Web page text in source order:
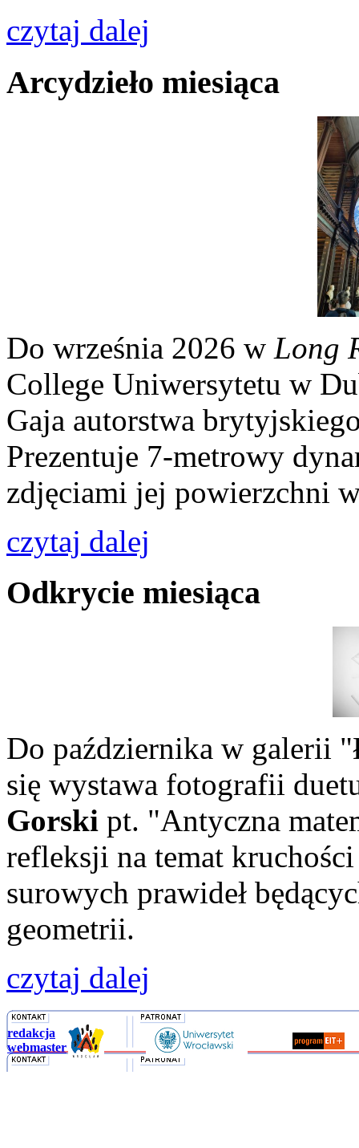
czytaj dalej
Arcydzieło miesiąca
Do września 2026 w Long
College Uniwersytetu w
Gaja autorstwa
Prezentuje 7-metrowy
zdjęciami jej powierzchni
czytaj dalej
Odkrycie miesiąca
Do października w galerii
się wystawa fotografii
Gorski pt. "Antyczna
refleksji na temat
surowych prawideł
geometrii.
czytaj dalej
redakcja
webmaster